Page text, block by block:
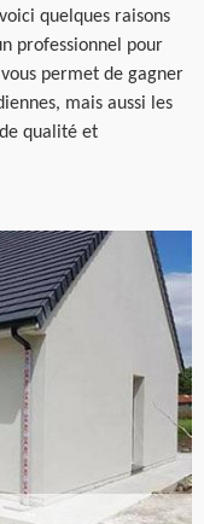
quelques raisons
professionnel pour
permet de gagner
mais aussi les
qualité et